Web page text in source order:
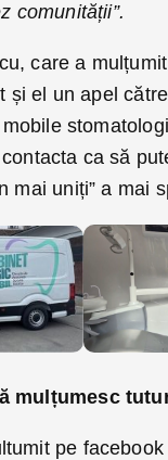
comunității”.
care a
și el un apel
ca să
mai uniți” a mai
mulțumesc
pe